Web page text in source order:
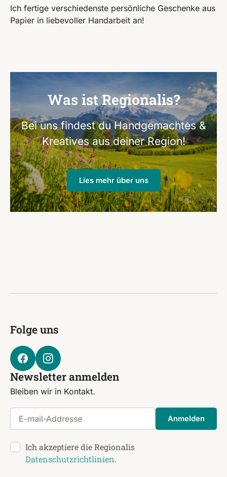
Ich fertige verschiedenste persönliche Geschenke aus
Papier in liebevoller Handarbeit an!
Was ist Regionalis?
Bei uns findest du Handgemachtes &
Kreatives aus deiner Region!
Lies mehr über uns
Folge uns
Newsletter anmelden
Bleiben wir in Kontakt.
Anmelden
Ich akzeptiere die Regionalis
Datenschutzrichtlinien.